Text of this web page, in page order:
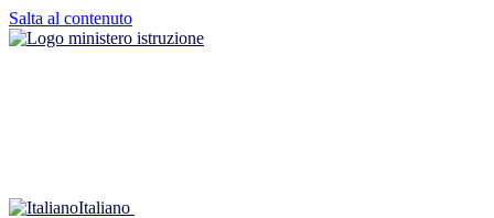
Salta al contenuto
Italiano